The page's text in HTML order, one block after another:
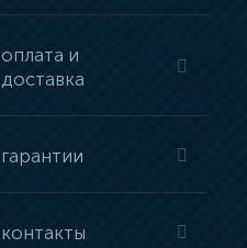
оплата и
доставка
гарантии
контакты